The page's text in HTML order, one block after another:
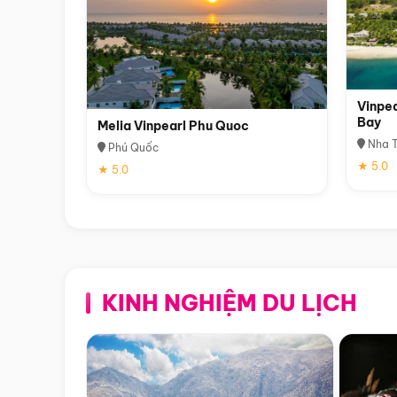
Melia Vinpearl Phu Quoc
Phú Quốc
★ 5.0
Bay
Nha
★ 5.0
KINH NGHIỆM DU LỊCH